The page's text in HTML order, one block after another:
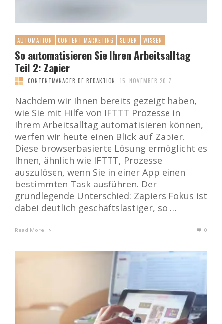
AUTOMATION CONTENT MARKETING SLIDER WISSEN
So automatisieren Sie Ihren Arbeitsalltag
Teil 2: Zapier
CONTENTMANAGER.DE REDAKTION 15. NOVEMBER 2017
Nachdem wir Ihnen bereits gezeigt haben,
wie Sie mit Hilfe von IFTTT Prozesse in
Ihrem Arbeitsalltag automatisieren können,
werfen wir heute einen Blick auf Zapier.
Diese browserbasierte Lösung ermöglicht es
Ihnen, ähnlich wie IFTTT, Prozesse
auszulösen, wenn Sie in einer App einen
bestimmten Task ausführen. Der
grundlegende Unterschied: Zapiers Fokus ist
dabei deutlich geschäftslastiger, so …
Read More 0